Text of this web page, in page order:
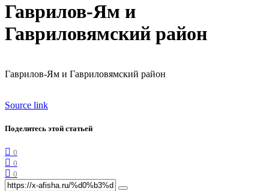
Гаврилов-Ям и
Гавриловямский район
Гаврилов-Ям и Гавриловямский район
Source link
Поделитесь этой статьей
0
0
0